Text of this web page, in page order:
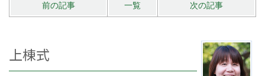
前の記事 一覧 次の記事
上棟式